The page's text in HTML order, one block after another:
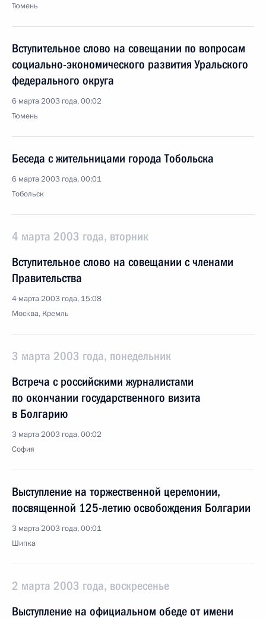
Тюмень
Вступительное слово на совещании по вопросам
социально-экономического развития Уральского
федерального округа
6 марта 2003 года, 00:02
Тюмень
Беседа с жительницами города Тобольска
6 марта 2003 года, 00:01
Тобольск
4 марта 2003 года, вторник
Вступительное слово на совещании с членами
Правительства
4 марта 2003 года, 15:08
Москва, Кремль
3 марта 2003 года, понедельник
Встреча с российскими журналистами
по окончании государственного визита
в Болгарию
3 марта 2003 года, 00:02
София
Выступление на торжественной церемонии,
посвященной 125-летию освобождения Болгарии
3 марта 2003 года, 00:01
Шипка
2 марта 2003 года, воскресенье
Выступление на официальном обеде от имени